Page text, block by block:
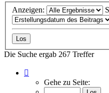
Anzeigen:
Die Suche ergab 267 Treffer
von
Gehe zu Seite: